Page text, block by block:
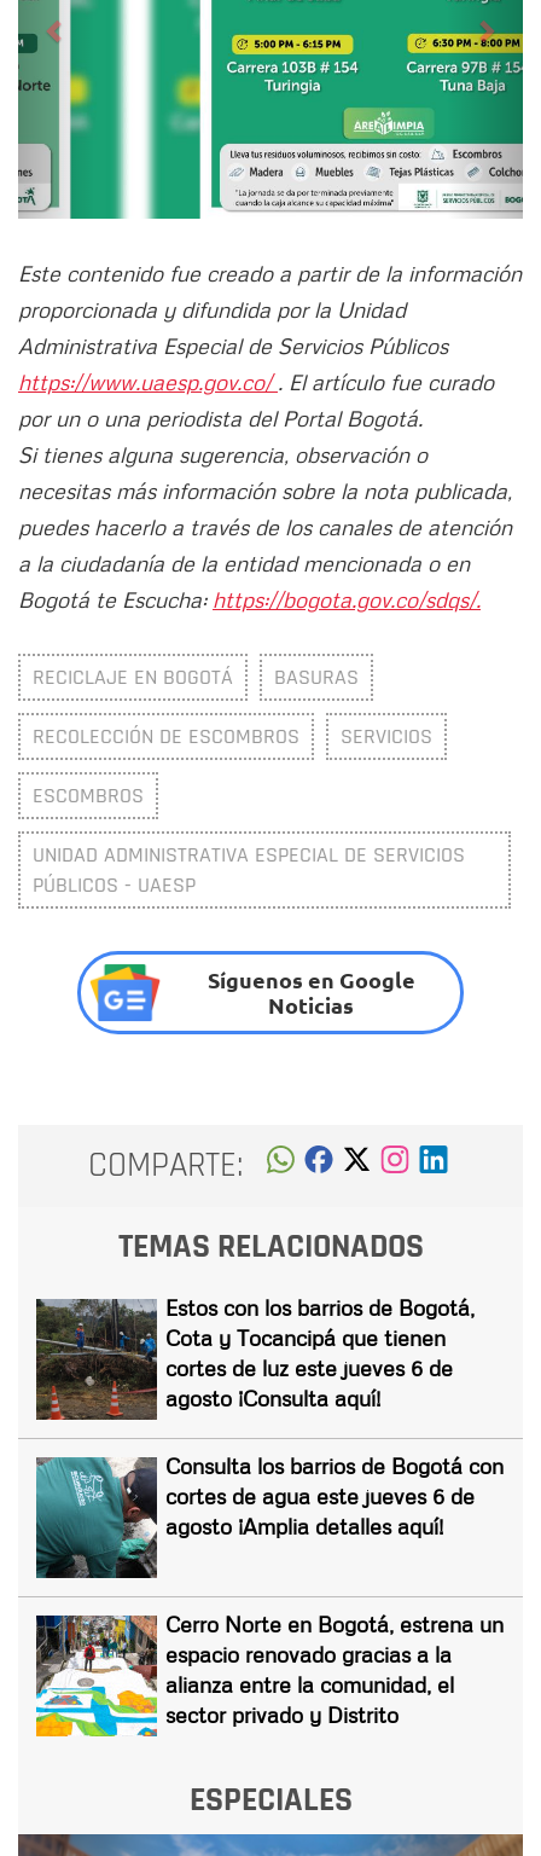
Este contenido fue creado a partir de la información
proporcionada y difundida por la Unidad
Administrativa Especial de Servicios Públicos
https://www.uaesp.gov.co/. El artículo fue curado
por un o una periodista del Portal Bogotá.
Si tienes alguna sugerencia, observación o
necesitas más información sobre la nota publicada,
puedes hacerlo a través de los canales de atención
a la ciudadanía de la entidad mencionada o en
Bogotá te Escucha: https://bogota.gov.co/sdqs/.
RECICLAJE EN BOGOTÁ BASURAS
RECOLECCIÓN DE ESCOMBROS SERVICIOS
ESCOMBROS
UNIDAD ADMINISTRATIVA ESPECIAL DE SERVICIOS
PÚBLICOS - UAESP
Síguenos en Google
Noticias
COMPARTE:
TEMAS RELACIONADOS
Estos con los barrios de Bogotá,
Cota y Tocancipá que tienen
cortes de luz este jueves 6 de
agosto ¡Consulta aquí!
Consulta los barrios de Bogotá con
cortes de agua este jueves 6 de
agosto ¡Amplia detalles aquí!
Cerro Norte en Bogotá, estrena un
espacio renovado gracias a la
alianza entre la comunidad, el
sector privado y Distrito
ESPECIALES